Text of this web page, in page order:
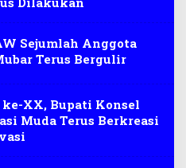
Sejumlah Anggota
Terus Bergulir
XX, Bupati Konsel
Muda Terus Berkreasi